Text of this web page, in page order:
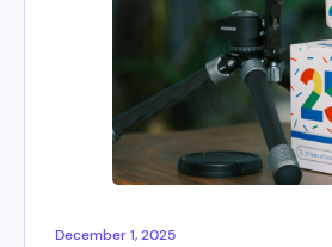
December 1, 2025